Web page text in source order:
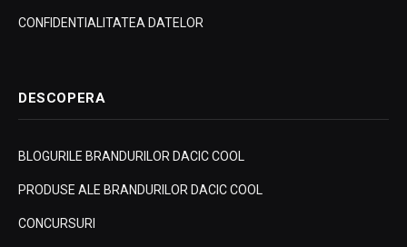
CONFIDENTIALITATEA DATELOR
DESCOPERA
BLOGURILE BRANDURILOR DACIC COOL
PRODUSE ALE BRANDURILOR DACIC COOL
CONCURSURI